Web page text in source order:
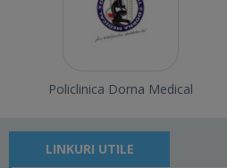
Policlinica Dorna Medical
LINKURI UTILE